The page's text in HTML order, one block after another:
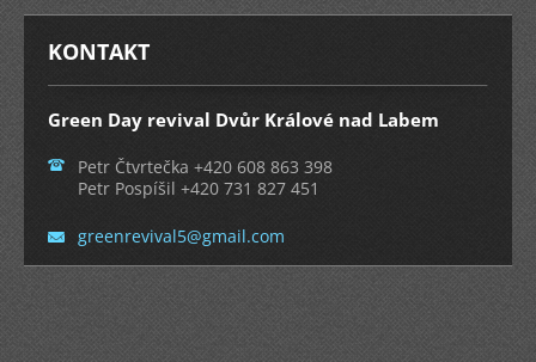
KONTAKT
Green Day revival Dvůr Králové nad Labem
Petr Čtvrtečka +420 608 863 398
Petr Pospíšil +420 731 827 451
greenrevival5@gmail.com